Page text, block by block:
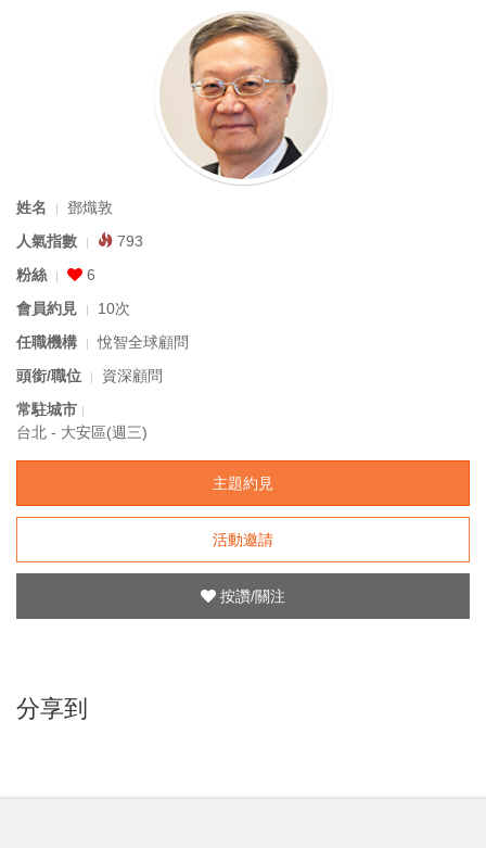
姓名
鄧熾敦
人氣指數
793
粉絲
6
會員約見
10次
任職機構
悅智全球顧問
頭銜/職位
資深顧問
常駐城市
台北 - 大安區(週三)
主題約見
活動邀請
按讚/關注
分享到